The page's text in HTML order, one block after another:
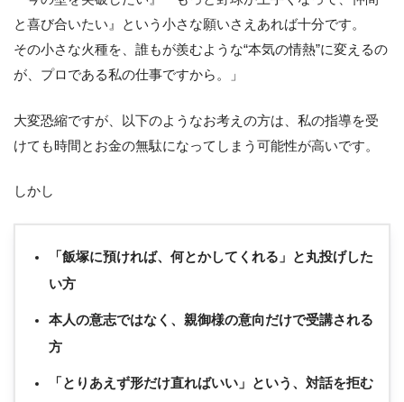
と喜び合いたい』という小さな願いさえあれば十分です。
その小さな火種を、誰もが羨むような“本気の情熱”に変えるの
が、プロである私の仕事ですから。」
大変恐縮ですが、以下のようなお考えの方は、私の指導を受
けても時間とお金の無駄になってしまう可能性が高いです。
しかし
「飯塚に預ければ、何とかしてくれる」と丸投げした
い方
本人の意志ではなく、親御様の意向だけで受講される
方
「とりあえず形だけ直ればいい」という、対話を拒む